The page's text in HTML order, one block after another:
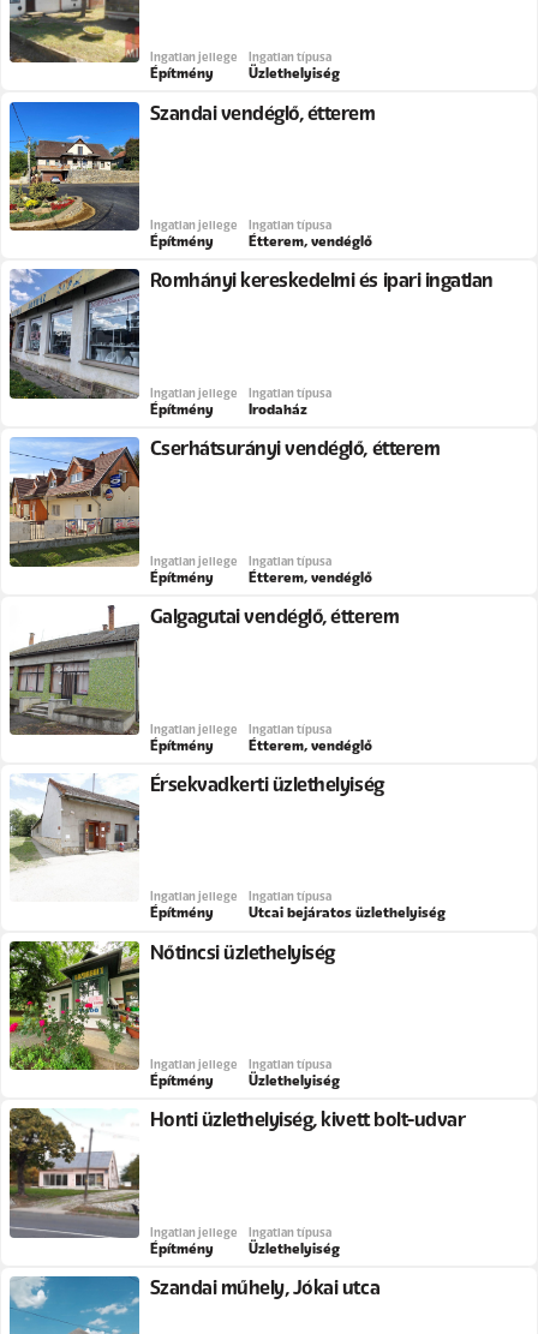
Ingatlan jellege
Építmény
Ingatlan típusa
Üzlethelyiség
Szandai vendéglő, étterem
Ingatlan jellege
Építmény
Ingatlan típusa
Étterem, vendéglő
Romhányi kereskedelmi és ipari ingatlan
Ingatlan jellege
Építmény
Ingatlan típusa
Irodaház
Cserhátsurányi vendéglő, étterem
Ingatlan jellege
Építmény
Ingatlan típusa
Étterem, vendéglő
Galgagutai vendéglő, étterem
Ingatlan jellege
Építmény
Ingatlan típusa
Étterem, vendéglő
Érsekvadkerti üzlethelyiség
Ingatlan jellege
Építmény
Ingatlan típusa
Utcai bejáratos üzlethelyiség
Nőtincsi üzlethelyiség
Ingatlan jellege
Építmény
Ingatlan típusa
Üzlethelyiség
Honti üzlethelyiség, kivett bolt-udvar
Ingatlan jellege
Építmény
Ingatlan típusa
Üzlethelyiség
Szandai műhely, Jókai utca